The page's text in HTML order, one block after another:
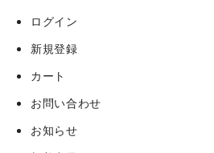
ログイン
新規登録
カート
お問い合わせ
お知らせ